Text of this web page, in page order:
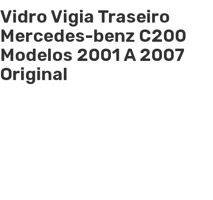
Vidro Vigia Traseiro
Mercedes-benz C200
Modelos 2001 A 2007
Original